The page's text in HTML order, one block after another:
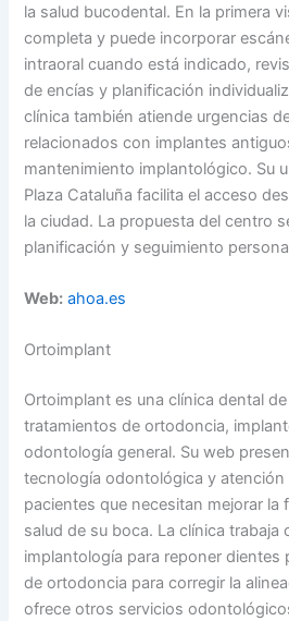
la salud bucodental. En la primera
completa y puede incorporar
intraoral cuando está indicado,
de encías y planificación
clínica también atiende urgencias
relacionados con implantes
mantenimiento implantológico. Su
Plaza Cataluña facilita el acceso
la ciudad. La propuesta del centro
planificación y seguimiento
Web: ahoa.es
Ortoimplant
Ortoimplant es una clínica dental
tratamientos de ortodoncia,
odontología general. Su web
tecnología odontológica y atención
pacientes que necesitan mejorar la
salud de su boca. La clínica
implantología para reponer dientes
de ortodoncia para corregir la
ofrece otros servicios